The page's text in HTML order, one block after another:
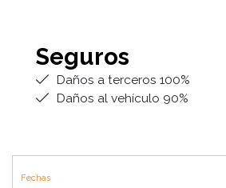
Seguros
Daños a terceros 100%
Daños al vehículo 90%
Fechas